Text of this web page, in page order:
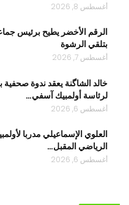
أغسطس 8, 2026
الرقم الأخضر يطيح برئيس
بتلقي الرشوة
أغسطس 7, 2026
خالد الشاگنة يعقد ندوة
لرئاسة أولمبيك آسفي…
أغسطس 6, 2026
العلوي الإسماعيلي مدربا
الرياضي المقبل…
أغسطس 6, 2026